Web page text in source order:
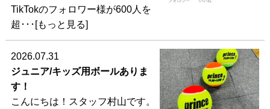
TikTokのフォロワー様が600人を
超･･･[もっと見る]
2026.07.31
ジュニア/キッズ用ボールありま
す！
こんにちは！スタッフ村山です。